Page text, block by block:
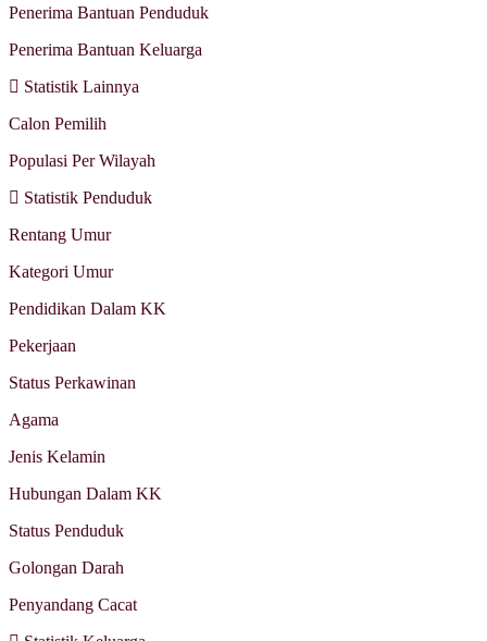
Penerima Bantuan Penduduk
Penerima Bantuan Keluarga
Statistik Lainnya
Calon Pemilih
Populasi Per Wilayah
Statistik Penduduk
Rentang Umur
Kategori Umur
Pendidikan Dalam KK
Pekerjaan
Status Perkawinan
Agama
Jenis Kelamin
Hubungan Dalam KK
Status Penduduk
Golongan Darah
Penyandang Cacat